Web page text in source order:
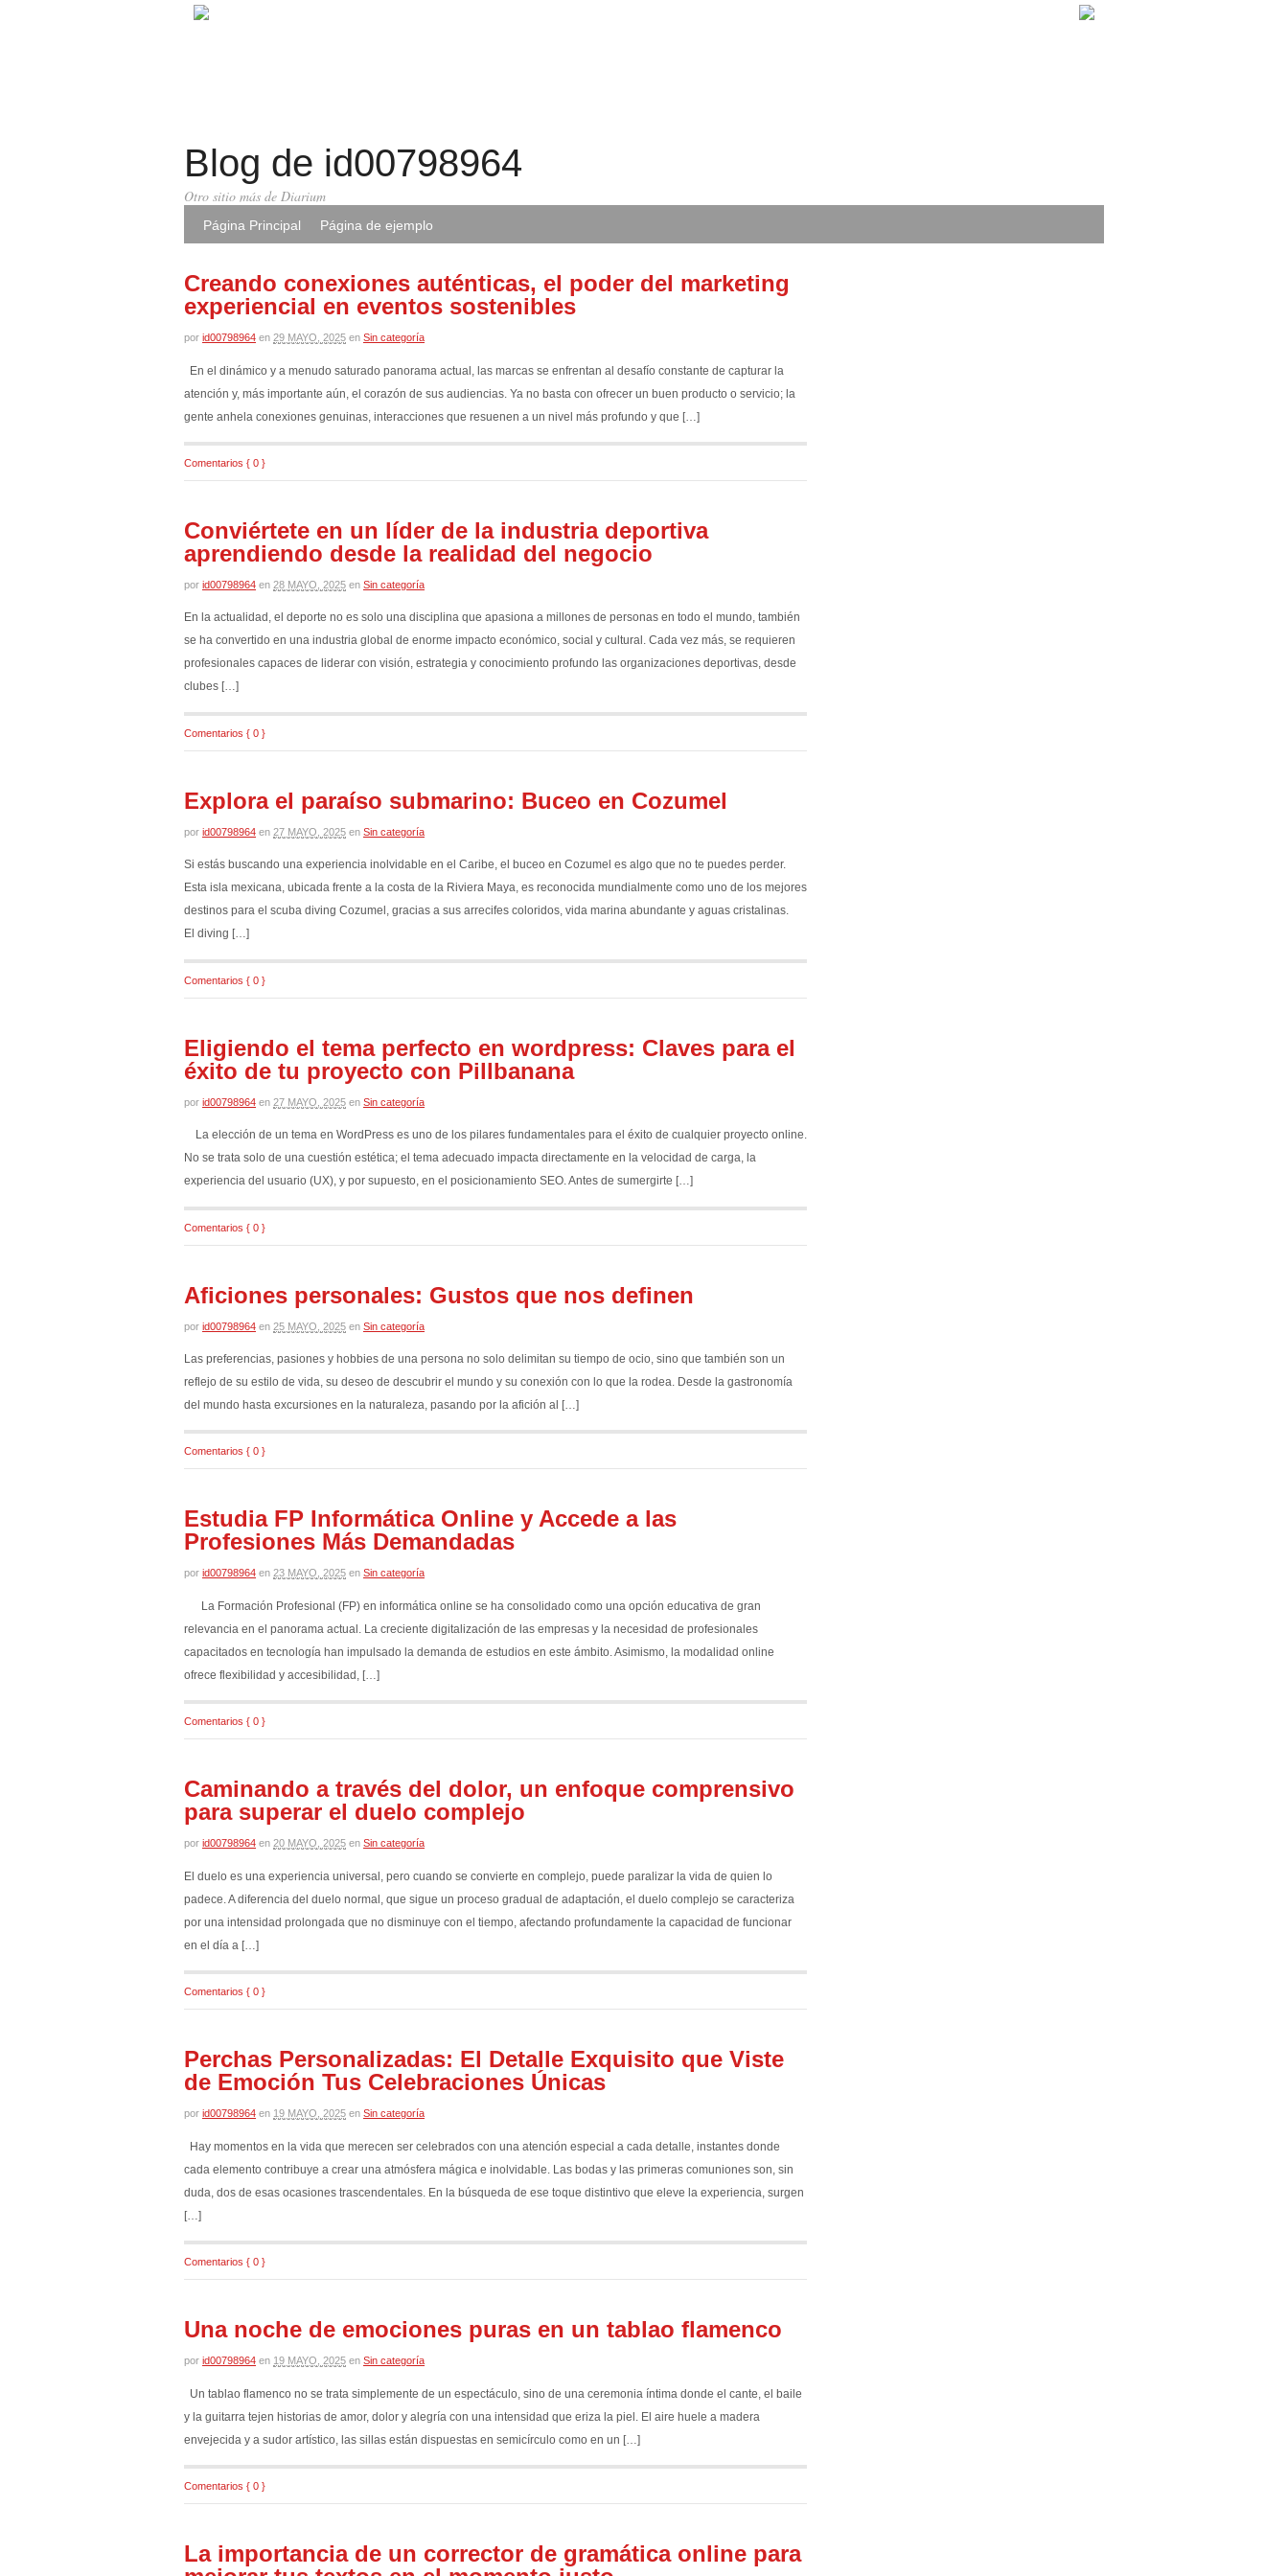
Blog de id00798964
Otro sitio más de Diarium
Página Principal Página de ejemplo
Creando conexiones auténticas, el poder del marketing
experiencial en eventos sostenibles
por id00798964 en 29 MAYO, 2025 en Sin categoría
En el dinámico y a menudo saturado panorama actual, las marcas se enfrentan al desafío constante de capturar la
atención y, más importante aún, el corazón de sus audiencias. Ya no basta con ofrecer un buen producto o servicio; la
gente anhela conexiones genuinas, interacciones que resuenen a un nivel más profundo y que […]
Comentarios { 0 }
Conviértete en un líder de la industria deportiva
aprendiendo desde la realidad del negocio
por id00798964 en 28 MAYO, 2025 en Sin categoría
En la actualidad, el deporte no es solo una disciplina que apasiona a millones de personas en todo el mundo, también
se ha convertido en una industria global de enorme impacto económico, social y cultural. Cada vez más, se requieren
profesionales capaces de liderar con visión, estrategia y conocimiento profundo las organizaciones deportivas, desde
clubes […]
Comentarios { 0 }
Explora el paraíso submarino: Buceo en Cozumel​
por id00798964 en 27 MAYO, 2025 en Sin categoría
Si estás buscando una experiencia inolvidable en el Caribe, el buceo en Cozumel es algo que no te puedes perder.
Esta isla mexicana, ubicada frente a la costa de la Riviera Maya, es reconocida mundialmente como uno de los mejores
destinos para el scuba diving Cozumel, gracias a sus arrecifes coloridos, vida marina abundante y aguas cristalinas.
El diving […]
Comentarios { 0 }
Eligiendo el tema perfecto en wordpress: Claves para el
éxito de tu proyecto con Pillbanana
por id00798964 en 27 MAYO, 2025 en Sin categoría
La elección de un tema en WordPress es uno de los pilares fundamentales para el éxito de cualquier proyecto online.
No se trata solo de una cuestión estética; el tema adecuado impacta directamente en la velocidad de carga, la
experiencia del usuario (UX), y por supuesto, en el posicionamiento SEO. Antes de sumergirte […]
Comentarios { 0 }
Aficiones personales: Gustos que nos definen
por id00798964 en 25 MAYO, 2025 en Sin categoría
Las preferencias, pasiones y hobbies de una persona no solo delimitan su tiempo de ocio, sino que también son un
reflejo de su estilo de vida, su deseo de descubrir el mundo y su conexión con lo que la rodea. Desde la gastronomía
del mundo hasta excursiones en la naturaleza, pasando por la afición al […]
Comentarios { 0 }
Estudia FP Informática Online y Accede a las
Profesiones Más Demandadas
por id00798964 en 23 MAYO, 2025 en Sin categoría
La Formación Profesional (FP) en informática online se ha consolidado como una opción educativa de gran
relevancia en el panorama actual. La creciente digitalización de las empresas y la necesidad de profesionales
capacitados en tecnología han impulsado la demanda de estudios en este ámbito. Asimismo, la modalidad online
ofrece flexibilidad y accesibilidad, […]
Comentarios { 0 }
Caminando a través del dolor, un enfoque comprensivo
para superar el duelo complejo
por id00798964 en 20 MAYO, 2025 en Sin categoría
El duelo es una experiencia universal, pero cuando se convierte en complejo, puede paralizar la vida de quien lo
padece. A diferencia del duelo normal, que sigue un proceso gradual de adaptación, el duelo complejo se caracteriza
por una intensidad prolongada que no disminuye con el tiempo, afectando profundamente la capacidad de funcionar
en el día a […]
Comentarios { 0 }
Perchas Personalizadas: El Detalle Exquisito que Viste
de Emoción Tus Celebraciones Únicas
por id00798964 en 19 MAYO, 2025 en Sin categoría
Hay momentos en la vida que merecen ser celebrados con una atención especial a cada detalle, instantes donde
cada elemento contribuye a crear una atmósfera mágica e inolvidable. Las bodas y las primeras comuniones son, sin
duda, dos de esas ocasiones trascendentales. En la búsqueda de ese toque distintivo que eleve la experiencia, surgen
[…]
Comentarios { 0 }
Una noche de emociones puras en un tablao flamenco
por id00798964 en 19 MAYO, 2025 en Sin categoría
Un tablao flamenco no se trata simplemente de un espectáculo, sino de una ceremonia íntima donde el cante, el baile
y la guitarra tejen historias de amor, dolor y alegría con una intensidad que eriza la piel. El aire huele a madera
envejecida y a sudor artístico, las sillas están dispuestas en semicírculo como en un […]
Comentarios { 0 }
La importancia de un corrector de gramática online para